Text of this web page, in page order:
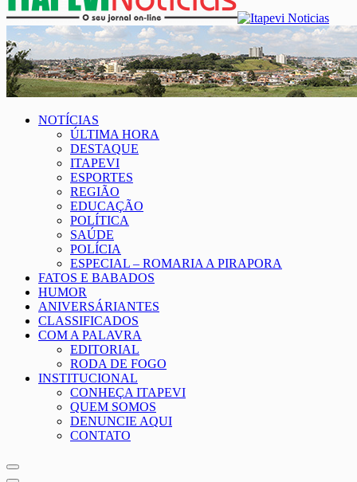
NOTÍCIAS
ÚLTIMA HORA
DESTAQUE
ITAPEVI
ESPORTES
REGIÃO
EDUCAÇÃO
POLÍTICA
SAÚDE
POLÍCIA
ESPECIAL – ROMARIA A PIRAPORA
FATOS E BABADOS
HUMOR
ANIVERSÁRIANTES
CLASSIFICADOS
COM A PALAVRA
EDITORIAL
RODA DE FOGO
INSTITUCIONAL
CONHEÇA ITAPEVI
QUEM SOMOS
DENUNCIE AQUI
CONTATO